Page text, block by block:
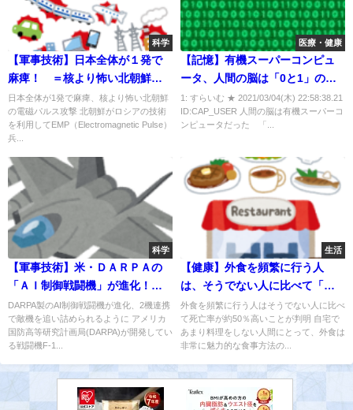
科学
【軍事技術】日本全体が１発で
麻痺！ ＝核より怖い北朝鮮の
電磁パルス攻撃＝
日本全体が1発で麻痺、核より怖い北朝鮮
の電磁パルス攻撃 北朝鮮がロシアの技術
を利用してEMP（Electromagnetic Pulse）
兵...
医療・健康
【記憶】有機スーパーコンピュ
ータ、人間の脳は「0と1」の世
界だった！！
1: すらいむ ★ 2021/03/04(木) 22:58:38.21
ID:CAP_USER 人間の脳は有機スーパーコ
ンピュータだった 「...
科学
【軍事技術】米・ＤＡＲＰＡの
「ＡＩ制御戦闘機」が進化！２
機連携で「敵機」を追い詰め
る！！
DARPA製のAI制御戦闘機が進化、2機連携
で敵機を追い詰められるように アメリカ
国防高等研究計画局(DARPA)が開発してい
る戦闘機F-1...
生活
【健康】外食を頻繁に行う人
は、そうでない人に比べて「死
亡率が約５０％高い」！？
外食を頻繁に行う人はそうでない人に比べ
て死亡率が約50％高いことが判明 自宅で
あまり料理をしない人間にとって、外食は
非常に魅力的な食事方法の...